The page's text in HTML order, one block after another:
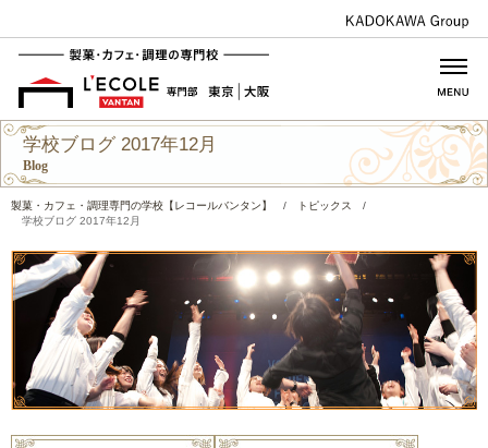
学校ブログ 2017年12月
Blog
製菓・カフェ・調理専門の学校【レコールバンタン】 / トピックス
/
学校ブログ 2017年12月